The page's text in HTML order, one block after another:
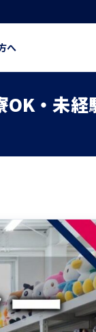
へ
OK・未経